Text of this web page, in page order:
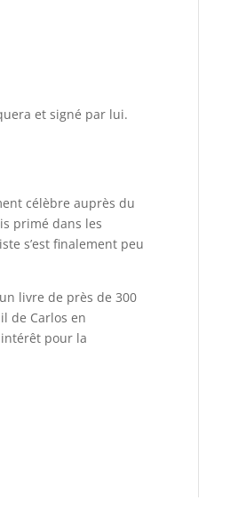
et signé par lui.
célèbre auprès du
primé dans les
s’est finalement peu
livre de près de 300
de Carlos en
pour la